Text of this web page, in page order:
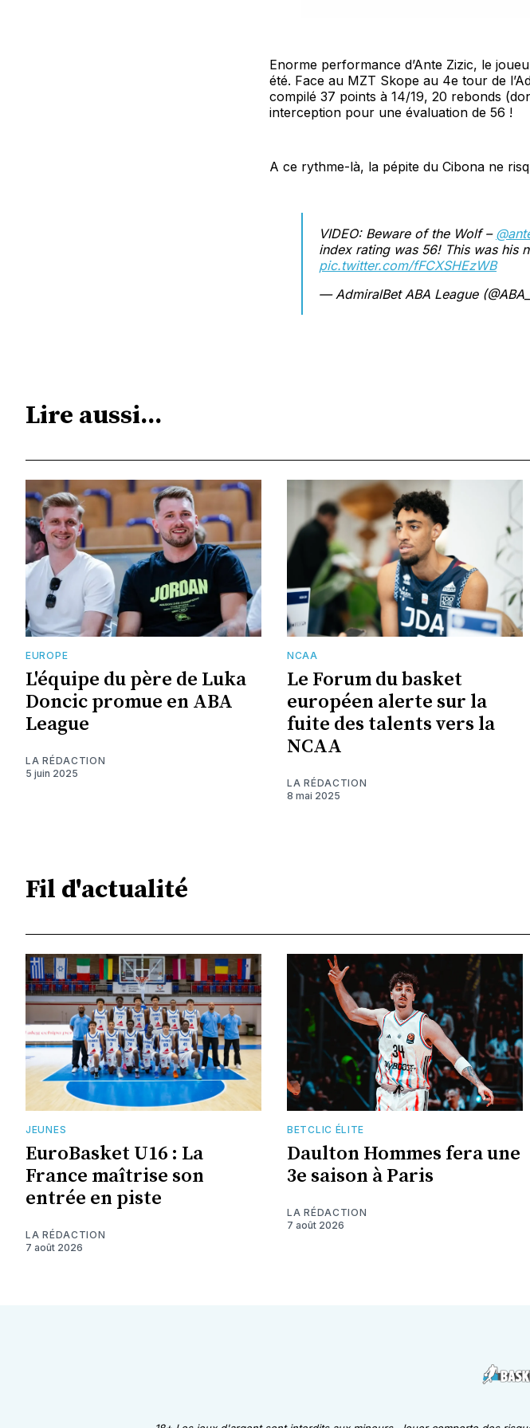
Enorme performance d’Ante Zizic, le
été. Face au MZT Skope au 4e tour de
compilé 37 points à 14/19, 20 rebonds
interception pour une évaluation de 56 !
A ce rythme-là, la pépite du Cibona ne
VIDEO: Beware of the Wolf –
index rating was 56! This was his
pic.twitter.com/fFCXSHEzWB
— AdmiralBet ABA League
Lire aussi...
EUROPE
L'équipe du père de Luka
Doncic promue en ABA
League
LA RÉDACTION
5 juin 2025
NCAA
Le Forum du basket
européen alerte sur la
fuite des talents vers la
NCAA
LA RÉDACTION
8 mai 2025
Fil d'actualité
JEUNES
EuroBasket U16 : La
France maîtrise son
entrée en piste
LA RÉDACTION
7 août 2026
BETCLIC ÉLITE
Daulton Hommes fera une
3e saison à Paris
LA RÉDACTION
7 août 2026